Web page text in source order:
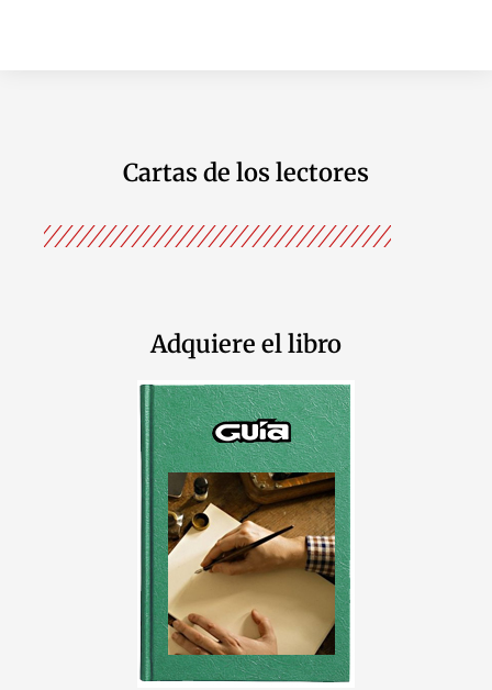
Cartas de los lectores
Adquiere el libro